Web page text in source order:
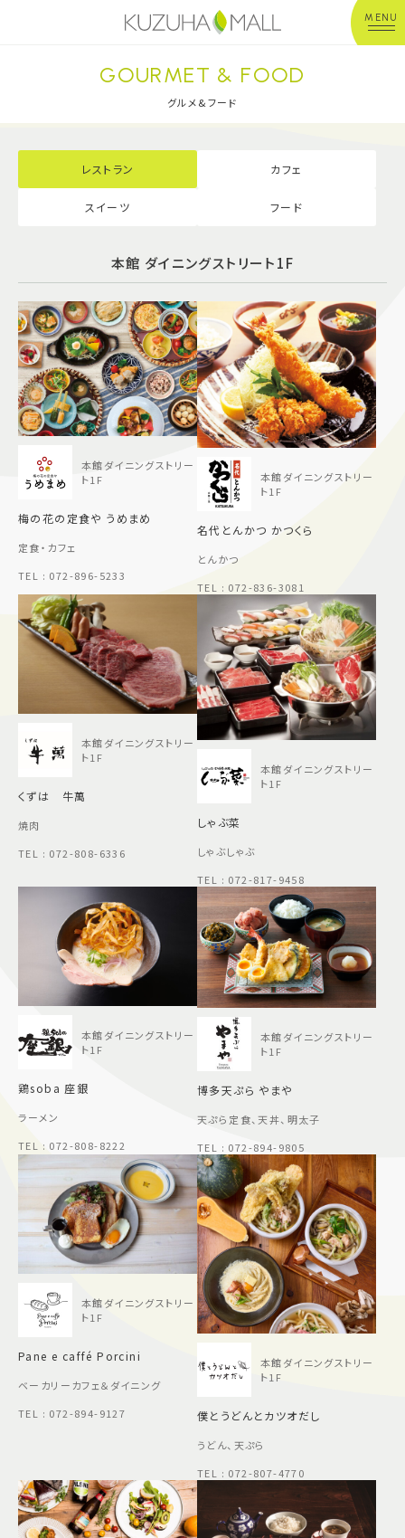
MENU
営業時間 年中無休平 日：10:00~20:00
※店舗により異なる
ショップニュース
イベント
キッズ＆ベビー
施設案内
アクセス＆駐車場
プライバシーポリシー
GOURMET & FOOD
グルメ&フード
レストラン カフェ
スイーツ フード
本館 ダイニングストリート1F
本館ダイニングストリー
ト1F
梅の花の定食や うめまめ
定食・カフェ
TEL : 072-896-5233
本館ダイニングストリー
ト1F
名代とんかつ かつくら
とんかつ
TEL : 072-836-3081
本館ダイニングストリー
ト1F
くずは 牛萬
焼肉
TEL : 072-808-6336
本館ダイニングストリー
ト1F
しゃぶ菜
しゃぶしゃぶ
TEL : 072-817-9458
本館ダイニングストリー
ト1F
鶏soba 座銀
ラーメン
TEL : 072-808-8222
本館ダイニングストリー
ト1F
博多天ぷら やまや
天ぷら定食、天丼、明太子
TEL : 072-894-9805
本館ダイニングストリー
ト1F
Pane e caffé Porcini
ベーカリーカフェ＆ダイニング
TEL : 072-894-9127
本館ダイニングストリー
ト1F
僕とうどんとカツオだし
うどん、天ぷら
TEL : 072-807-4770